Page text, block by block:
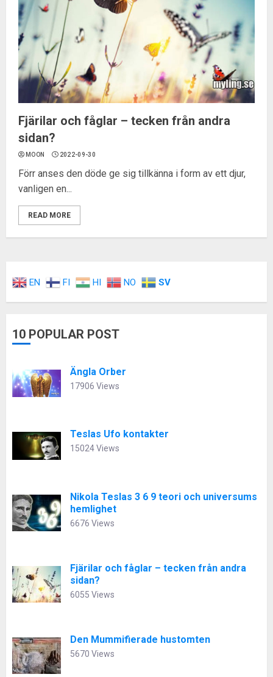
Fjärilar och fåglar – tecken från andra
sidan?
MOON 2022-09-30
Förr anses den döde ge sig tillkänna i form av ett djur,
vanligen en...
READ MORE
EN FI HI NO SV
10 POPULAR POST
Ängla Orber
17906 Views
Teslas Ufo kontakter
15024 Views
Nikola Teslas 3 6 9 teori och universums
hemlighet
6676 Views
Fjärilar och fåglar – tecken från andra
sidan?
6055 Views
Den Mummifierade hustomten
5670 Views